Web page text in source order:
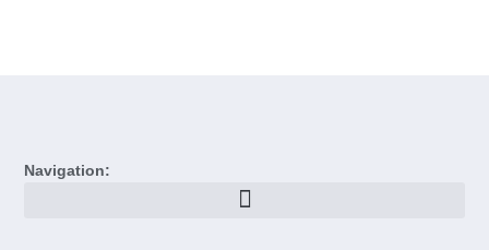
Navigation: